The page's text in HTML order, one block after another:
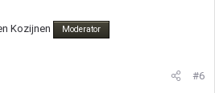
Kozijnen Moderator
#6